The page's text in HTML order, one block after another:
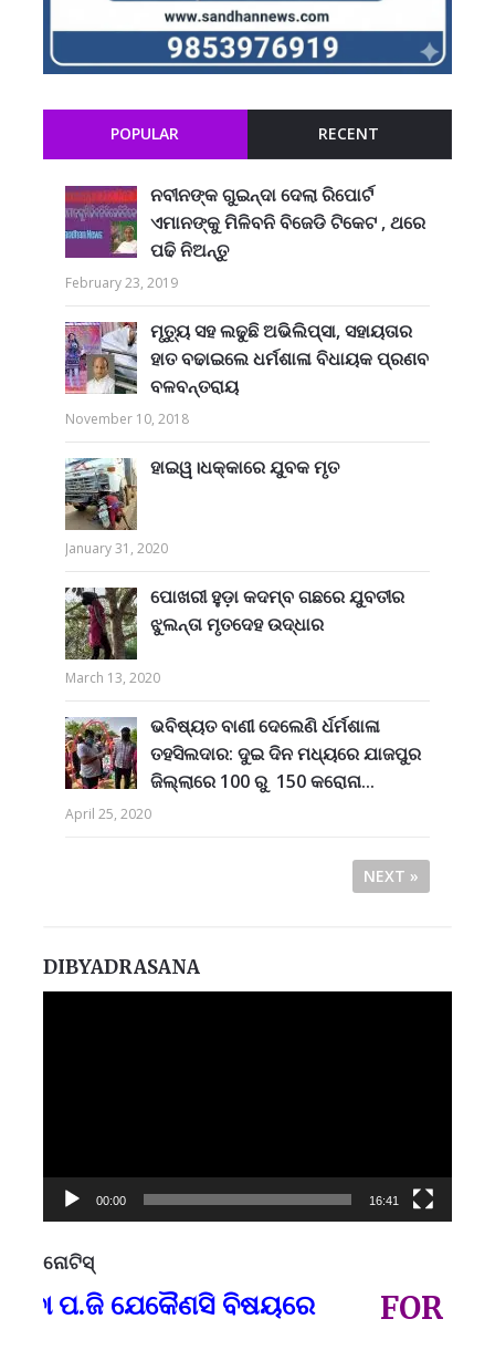
POPULAR RECENT
ନବୀନଙ୍କ ଗୁଇନ୍ଦା ଦେଲା ରିପୋର୍ଟ
ଏମାନଙ୍କୁ ମିଳିବନି ବିଜେଡି ଟିକେଟ , ଥରେ
ପଢି ନିଅନ୍ତୁ
February 23, 2019
ମୃତ୍ୟୁ ସହ ଲଢୁଛି ଅଭିଲିପ୍ସା, ସହାୟତାର
ହାତ ବଢାଇଲେ ଧର୍ମଶାଳା ବିଧାୟକ ପ୍ରଣବ
ବଳବନ୍ତରାୟ
November 10, 2018
ହାଇୱ।ଧକ୍କାରେ ଯୁବକ ମୃତ
January 31, 2020
ପୋଖରୀ ହୁଡ଼ା କଦମ୍ବ ଗଛରେ ଯୁବତୀର
ଝୁଲନ୍ତା ମୃତଦେହ ଉଦ୍ଧାର
March 13, 2020
ଭବିଷ୍ୟତ ବାଣୀ ଦେଲେଣି ର୍ଧର୍ମଶାଳା
ତହସିଲଦାର: ଦୁଇ ଦିନ ମଧ୍ୟରେ ଯାଜପୁର
ଜିଲ୍ଲାରେ 100 ରୁ 150 କରୋନା...
April 25, 2020
NEXT »
DIBYADRASANA
00:00 16:41
ନୋଟିସ୍
ଯେକୈଣସି ବିଷୟରେ FOR GOVT